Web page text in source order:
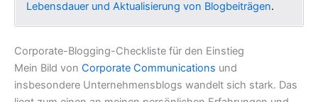
Lebensdauer und Aktualisierung von Blogbeiträgen.
Corporate-Blogging-Checkliste für den Einstieg
Mein Bild von Corporate Communications und
insbesondere Unternehmensblogs wandelt sich stark. Das